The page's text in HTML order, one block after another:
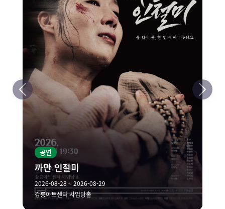
공연
까만 인절미
2026-08-28 ~ 2026-08-29
강릉아트센터 사임당홀